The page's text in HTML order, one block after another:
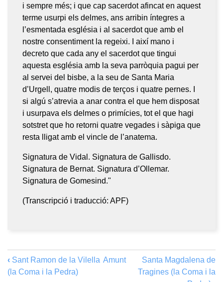
i sempre més; i que cap sacerdot afincat en aquest
terme usurpi els delmes, ans arribin íntegres a
l’esmentada església i al sacerdot que amb el
nostre consentiment la regeixi. I així mano i
decreto que cada any el sacerdot que tingui
aquesta església amb la seva parròquia pagui per
al servei del bisbe, a la seu de Santa Maria
d’Urgell, quatre modis de terços i quatre pernes. I
si algú s’atrevia a anar contra el que hem disposat
i usurpava els delmes o primícies, tot el que hagi
sotstret que ho retorni quatre vegades i sàpiga que
resta lligat amb el vincle de l’anatema.
Signatura de Vidal. Signatura de Gallisdo.
Signatura de Bernat. Signatura d’Ollemar.
Signatura de Gomesind."
(Transcripció i traducció: APF)
‹ Sant Ramon de la Vilella
(la Coma i la Pedra)
Amunt
Santa Magdalena de
Tragines (la Coma i la